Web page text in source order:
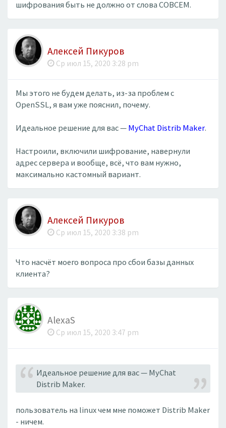
шифрования быть не должно от слова СОВСЕМ.
Алексей Пикуров
Ср июл 15, 2020 3:28 pm
Мы этого не будем делать, из-за проблем с
OpenSSL, я вам уже пояснил, почему.
Идеальное решение для вас —MyChat Distrib Maker.
Настроили, включили шифрование, навернули
адрес сервера и вообще, всё, что вам нужно,
максимально кастомный вариант.
Алексей Пикуров
Ср июл 15, 2020 3:38 pm
Что насчёт моего вопроса про сбои базы данных
клиента?
AlexaS
Ср июл 15, 2020 3:47 pm
Идеальное решение для вас — MyChat
Distrib Maker.
пользователь на linux чем мне поможет Distrib Maker
- ничем.